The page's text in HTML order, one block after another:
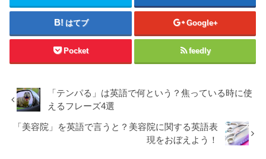
はてブ Google+
Pocket feedly
「テンパる」は英語で何という？焦っている時に使
えるフレーズ4選
「美容院」を英語で言うと？美容院に関する英語表
現をおぼえよう！